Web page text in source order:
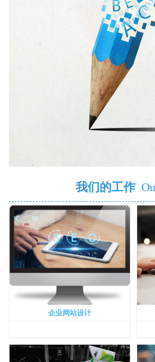
我们的工作
企业网站设计